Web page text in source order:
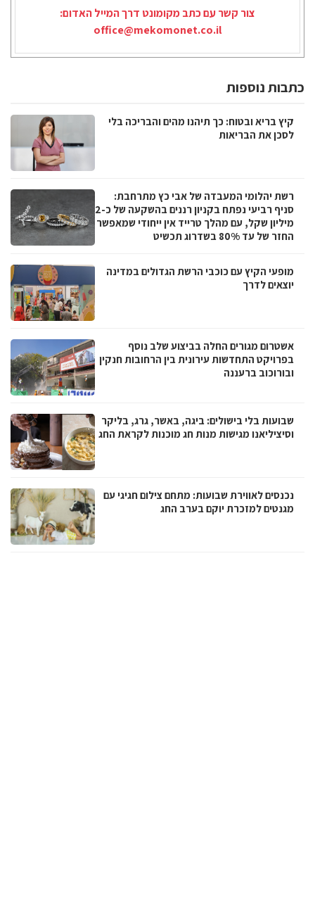
צור קשר עם כתב מקומונט דרך המייל האדום:
office@mekomonet.co.il
כתבות נוספות
קיץ בריא ובטוח: כך תיהנו מהים והבריכה בלי
לסכן את הבריאות
רשת יהלומי המעבדה של אבי כץ מתרחבת:
סניף רביעי נפתח בקניון רננים בהשקעה של כ-2
מיליון שקל, עם מהלך טרייד אין ייחודי שמאפשר
החזר של עד 80% בשדרוג תכשיט
מופעי הקיץ עם כוכבי הרשת הגדולים במדינה
יוצאים לדרך
אשטרום מגורים החלה בביצוע שלב נוסף
בפרויקט התחדשות עירונית בין הרחובות חנקין
ובורוכוב ברעננה
שבועות בלי בישולים: ביגה, באשר, גרג, בליקר
וסיציליאנו מגישות מנות חג מוכנות לקראת החג
נכנסים לאווירת שבועות: מתחם צילום חגיגי עם
מגנטים למזכרת יוקם בערב החג